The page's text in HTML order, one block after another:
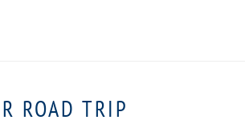
ROAD TRIP